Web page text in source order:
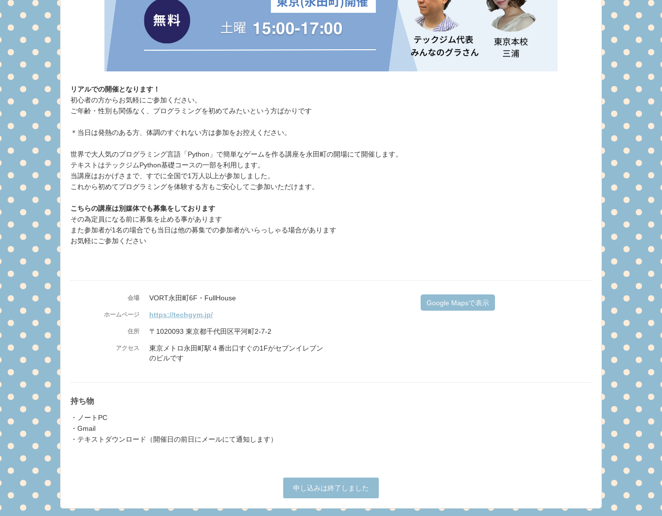
リアルでの開催となります！
初心者の方からお気軽にご参加ください。
ご年齢・性別も関係なく、プログラミングを初めてみたいという方ばかりです
＊当日は発熱のある方、体調のすぐれない方は参加をお控えください。
世界で大人気のプログラミング言語「Python」で簡単なゲームを作る講座を永田町の開場にて開催します。
テキストはテックジムPython基礎コースの一部を利用します。
当講座はおかげさまで、すでに全国で1万人以上が参加しました。
これから初めてプログラミングを体験する方もご安心してご参加いただけます。
こちらの講座は別媒体でも募集をしております
その為定員になる前に募集を止める事があります
また参加者が1名の場合でも当日は他の募集での参加者がいらっしゃる場合があります
お気軽にご参加ください
会場 VORT永田町6F・FullHouse
ホームページ https://techgym.jp/
住所 〒1020093 東京都千代田区平河町2-7-2
アクセス
東京メトロ永田町駅４番出口すぐの1Fがセブンイレブン
のビルです
Google Mapsで表示
持ち物
・ノートPC
・Gmail
・テキストダウンロード（開催日の前日にメールにて通知します）
申し込みは終了しました